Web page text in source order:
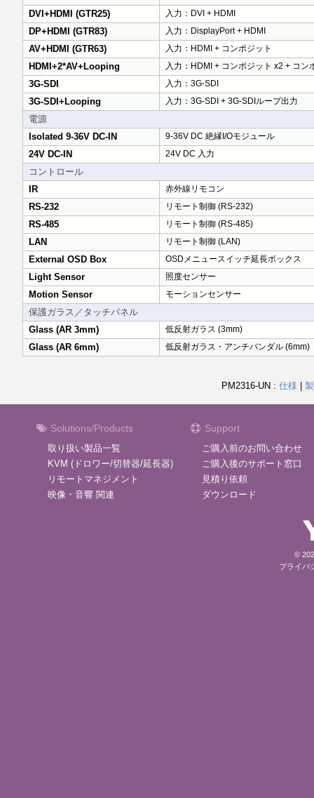
DVI+HDMI (GTR25) 入力：DVI + HDMI
DP+HDMI (GTR83) 入力：DisplayPort + HDMI
AV+HDMI (GTR63) 入力：HDMI + コンポジット
HDMI+2*AV+Looping 入力：HDMI + コンポジット x2 + コン
3G-SDI 入力：3G-SDI
3G-SDI+Looping 入力：3G-SDI + 3G-SDIループ出力
電源
Isolated 9-36V DC-IN
9-36V DC 絶縁I/Oモジュール
24V DC-IN 24V DC 入力
コントロール
IR
赤外線リモコン
RS-232 リモート制御 (RS-232)
RS-485 リモート制御 (RS-485)
LAN リモート制御 (LAN)
External OSD Box OSDメニュースイッチ延長ボックス
Light Sensor 照度センサー
Motion Sensor モーションセンサー
保護ガラス／タッチパネル
Glass (AR 3mm)
低反射ガラス (3mm)
Glass (AR 6mm) 低反射ガラス・アンチバンダル (6mm)
PM2316-UN : 仕様
Solutions/Products
取り扱い製品一覧
KVM (ドロワー/切替器/延長器)
リモートマネジメント
映像・音響 関連
Support
ご購入前のお問い合わせ
ご購入後のサポート窓口
見積り依頼
ダウンロード
©
プライバ